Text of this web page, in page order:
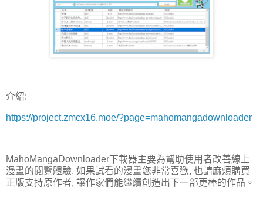
介紹:
https://project.zmcx16.moe/?page=mahomangadownloader
MahoMangaDownloader下載器主要為幫助使用者改善線上
漫畫的閱覽體驗, 如果試看的漫畫您非常喜歡, 也請麻煩購買
正版支持原作者, 讓作家們能繼續創造出下一部更棒的作品。